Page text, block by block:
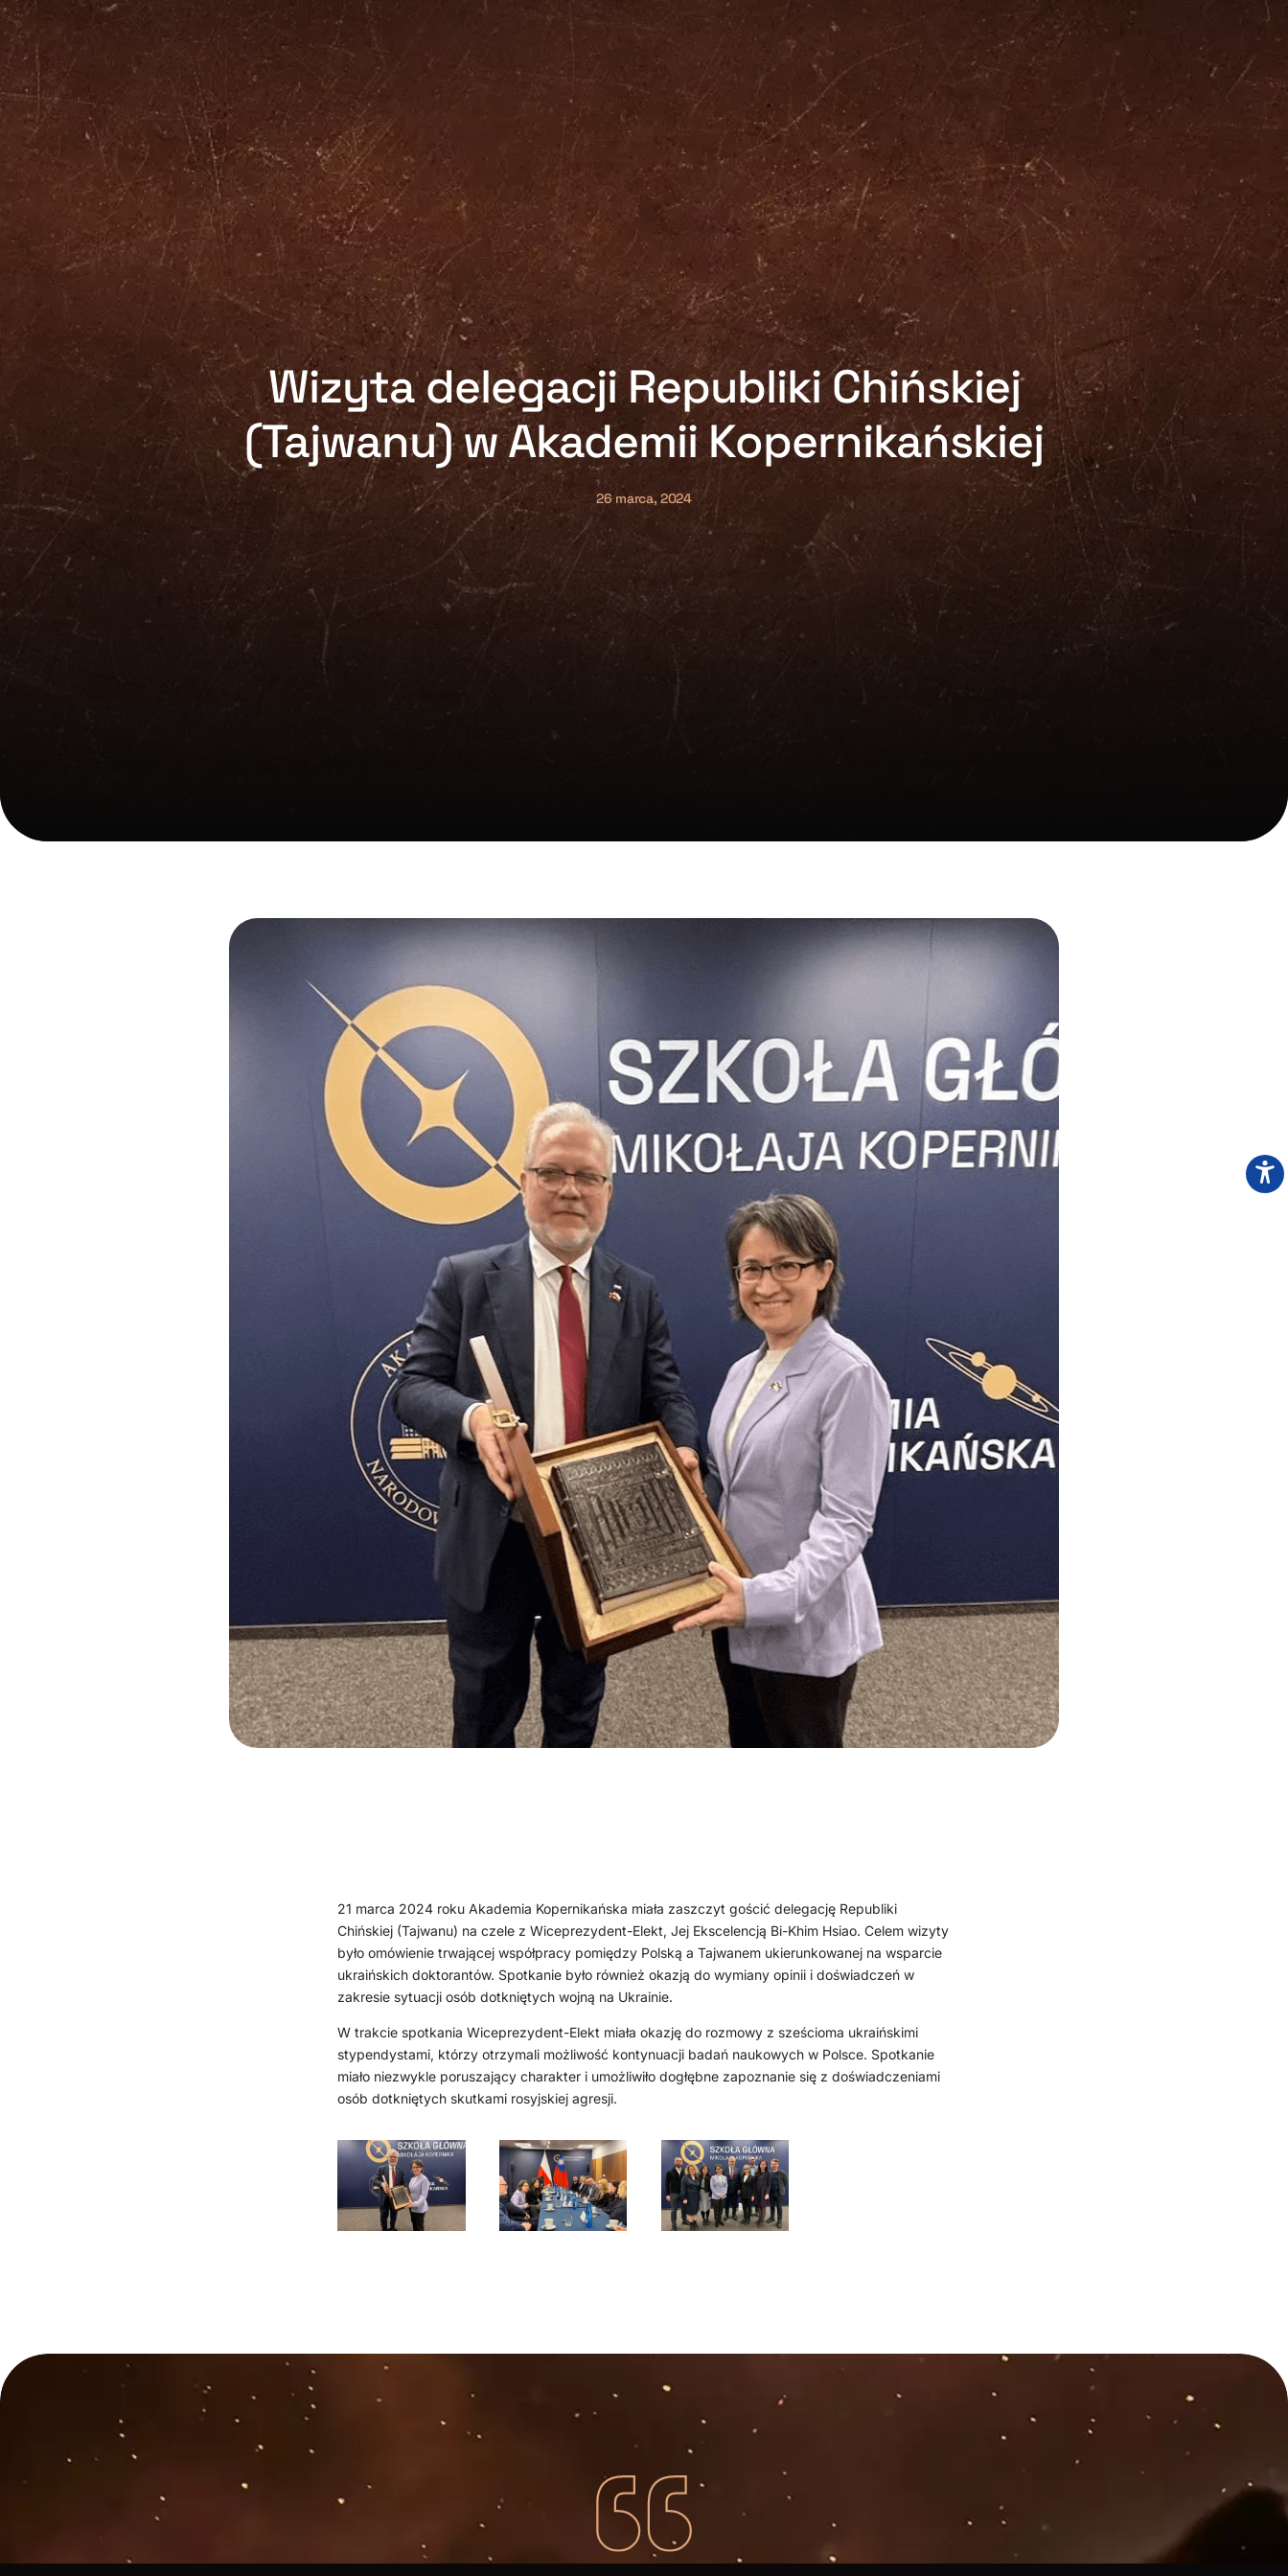
Wizyta delegacji Republiki Chińskiej
(Tajwanu) w Akademii Kopernikańskiej
26 marca, 2024
21 marca 2024 roku Akademia Kopernikańska miała zaszczyt gościć delegację Republiki
Chińskiej (Tajwanu) na czele z Wiceprezydent-Elekt, Jej Ekscelencją Bi-Khim Hsiao. Celem wizyty
było omówienie trwającej współpracy pomiędzy Polską a Tajwanem ukierunkowanej na wsparcie
ukraińskich doktorantów. Spotkanie było również okazją do wymiany opinii i doświadczeń w
zakresie sytuacji osób dotkniętych wojną na Ukrainie.
W trakcie spotkania Wiceprezydent-Elekt miała okazję do rozmowy z sześcioma ukraińskimi
stypendystami, którzy otrzymali możliwość kontynuacji badań naukowych w Polsce. Spotkanie
miało niezwykle poruszający charakter i umożliwiło dogłębne zapoznanie się z doświadczeniami
osób dotkniętych skutkami rosyjskiej agresji.